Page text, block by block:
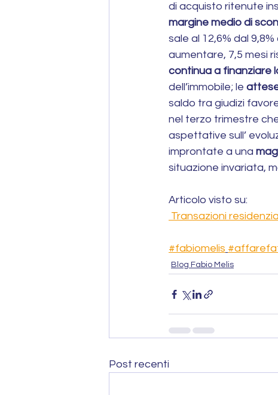
di acquisto ritenute
margine medio di
sale al 12,6% dal
aumentare, 7,5 mesi
continua a finanziare
dell’immobile; le
saldo tra giudizi
nel terzo trimestre
aspettative sull’
improntate a una
situazione invariata,
Articolo visto su:
Transazioni
#fabiomelis
Blog Fabio Melis
Post recenti